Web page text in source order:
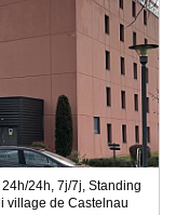
24h, 7j/7j, Standing
village de Castelnau